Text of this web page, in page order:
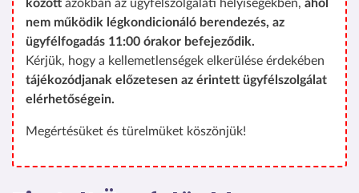
között azokban az ügyfélszolgálati helyiségekben, ahol
nem működik légkondicionáló berendezés, az
ügyfélfogadás 11:00 órakor befejeződik.
Kérjük, hogy a kellemetlenségek elkerülése érdekében
tájékozódjanak előzetesen az érintett ügyfélszolgálat
elérhetőségein.
Megértésüket és türelmüket köszönjük!